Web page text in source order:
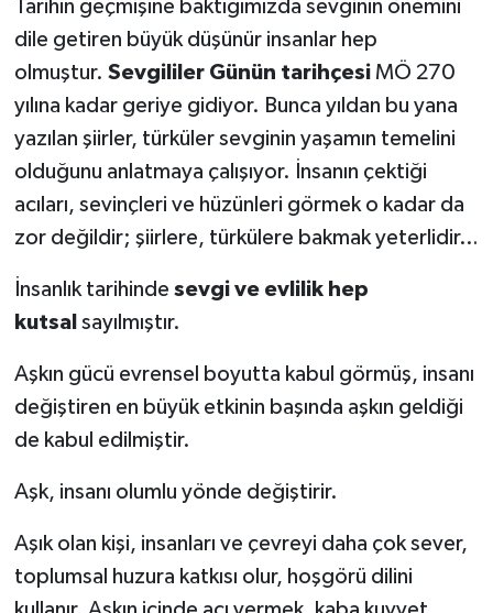
Tarihin geçmişine baktığımızda sevginin önemini
dile getiren büyük düşünür insanlar hep
olmuştur. Sevgililer Günün tarihçesiMÖ 270
yılına kadar geriye gidiyor. Bunca yıldan bu yana
yazılan şiirler, türküler sevginin yaşamın temelini
olduğunu anlatmaya çalışıyor. İnsanın çektiği
acıları, sevinçleri ve hüzünleri görmek o kadar da
zor değildir; şiirlere, türkülere bakmak yeterlidir…
İnsanlık tarihinde sevgi ve evlilik hep
kutsal sayılmıştır.
Aşkın gücü evrensel boyutta kabul görmüş, insanı
değiştiren en büyük etkinin başında aşkın geldiği
de kabul edilmiştir.
Aşk, insanı olumlu yönde değiştirir.
Aşık olan kişi, insanları ve çevreyi daha çok sever,
toplumsal huzura katkısı olur, hoşgörü dilini